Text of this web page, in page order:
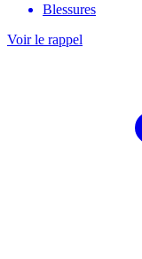
Blessures
Voir le rappel